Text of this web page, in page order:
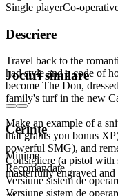
Single playerCo-
Descriere
Travel back to the
had style and a code of
become The Don,
family's turf in the new
Make an example of a
that grants you bonus
powerful SMG), and
Consigliere (a pistol with
masterfully engraved
Jocuri similare
Cerințe
Minime
Recomandate
Versiune sistem de
Versiune sistem de